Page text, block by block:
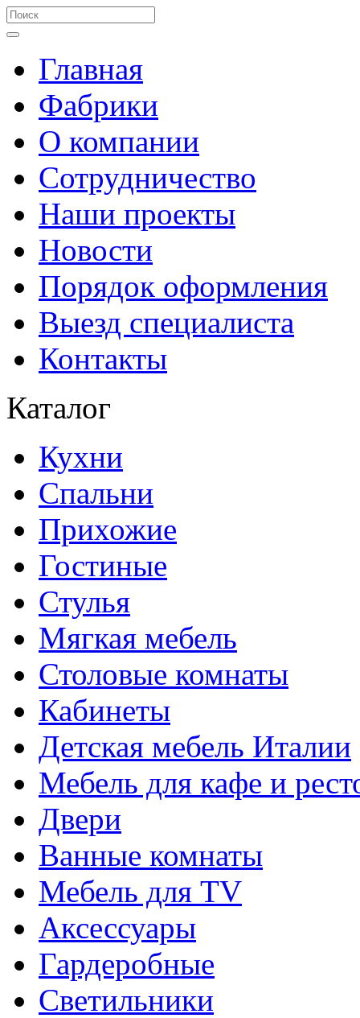
Главная
Фабрики
О компании
Сотрудничество
Наши проекты
Новости
Порядок оформления
Выезд специалиста
Контакты
Каталог
Кухни
Спальни
Прихожие
Гостиные
Стулья
Мягкая мебель
Столовые комнаты
Кабинеты
Детская мебель Италии
Мебель для кафе и
Двери
Ванные комнаты
Мебель для TV
Аксессуары
Гардеробные
Светильники